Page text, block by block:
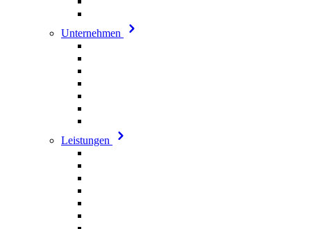
Unternehmen
Leistungen